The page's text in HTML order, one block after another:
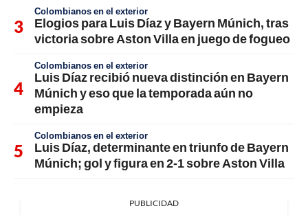
Colombianos en el exterior
Elogios para Luis Díaz y Bayern Múnich, tras
victoria sobre Aston Villa en juego de fogueo
Colombianos en el exterior
Luis Díaz recibió nueva distinción en Bayern
Múnich y eso que la temporada aún no
empieza
Colombianos en el exterior
Luis Díaz, determinante en triunfo de Bayern
Múnich; gol y figura en 2-1 sobre Aston Villa
PUBLICIDAD